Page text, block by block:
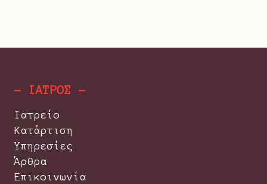
- ΙΑΤΡΟΣ -
Ιατρείο
Κατάρτιση
Υπηρεσίες
Άρθρα
Επικοινωνία